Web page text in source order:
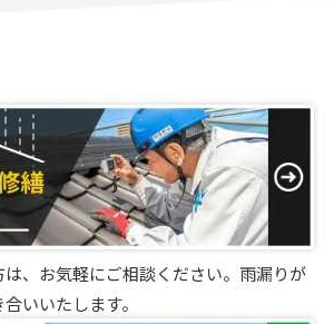
、お気軽にご相談ください。雨漏りが
いいたします。